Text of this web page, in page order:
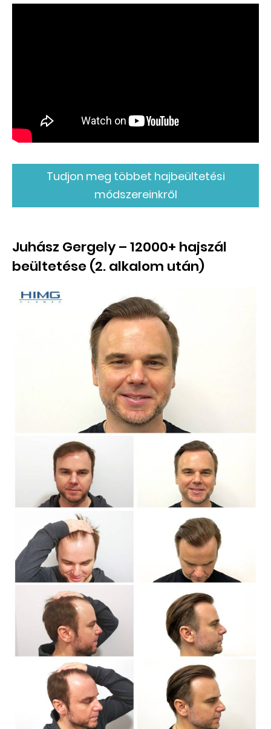
Tudjon meg többet hajbeültetési
módszereinkről
Juhász Gergely – 12000+ hajszál
beültetése (2. alkalom után)